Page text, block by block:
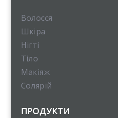
Волосся
Шкіра
Нігті
Тіло
Макіяж
Солярій
ПРОДУКТИ